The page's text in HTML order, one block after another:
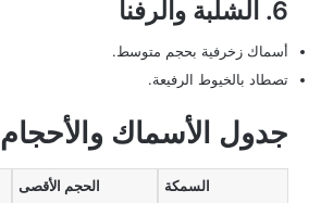
6. الشلبة والرفنا
أسماك زخرفية بحجم متوسط.
تصطاد بالخيوط الرفيعة.
جدول الأسماك والأحجام
السمكة الحجم الأقصى